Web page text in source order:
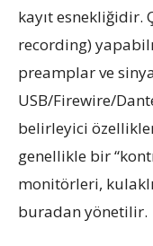
kayıt esnekliğidir.
recording)
preamplar ve
USB/Firewire/
belirleyici
genellikle bir
monitörleri,
buradan yönetilir.